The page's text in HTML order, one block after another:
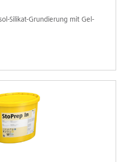
Silikat-Grundierung mit Gel-